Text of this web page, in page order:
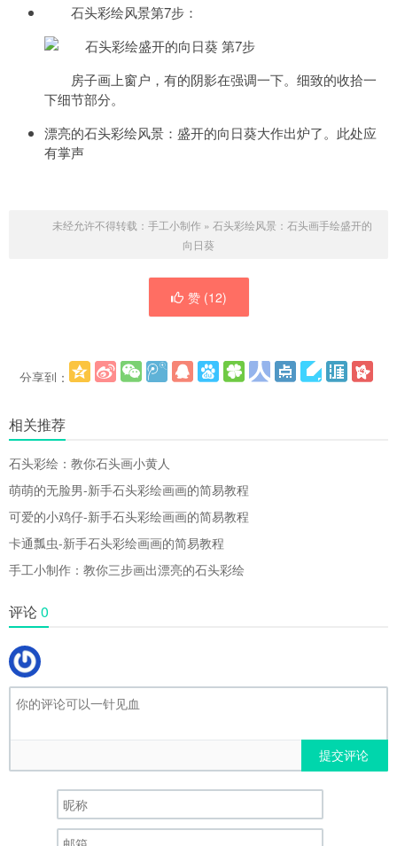
石头彩绘风景第7步：
房子画上窗户，有的阴影在强调一下。细致的收拾一
下细节部分。
漂亮的石头彩绘风景：盛开的向日葵大作出炉了。此处应
有掌声
未经允许不得转载： 手工小制作 » 石头彩绘风景：石头画手绘盛开的
向日葵
赞 (12)
分享到：
相关推荐
石头彩绘：教你石头画小黄人
萌萌的无脸男-新手石头彩绘画画的简易教程
可爱的小鸡仔-新手石头彩绘画画的简易教程
卡通瓢虫-新手石头彩绘画画的简易教程
手工小制作：教你三步画出漂亮的石头彩绘
评论0
提交评论